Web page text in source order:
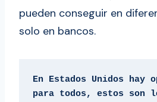
pueden conseguir en
solo en bancos.
En Estados Unidos hay
para todos, estos son